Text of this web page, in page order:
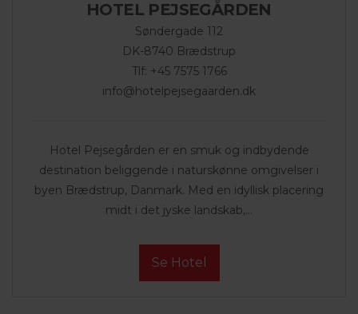
HOTEL PEJSEGÅRDEN
Søndergade 112
DK-8740 Brædstrup
Tlf: +45 7575 1766
info@hotelpejsegaarden.dk
Hotel Pejsegården er en smuk og indbydende
destination beliggende i naturskønne omgivelser i
byen Brædstrup, Danmark. Med en idyllisk placering
midt i det jyske landskab,...
Se Hotel